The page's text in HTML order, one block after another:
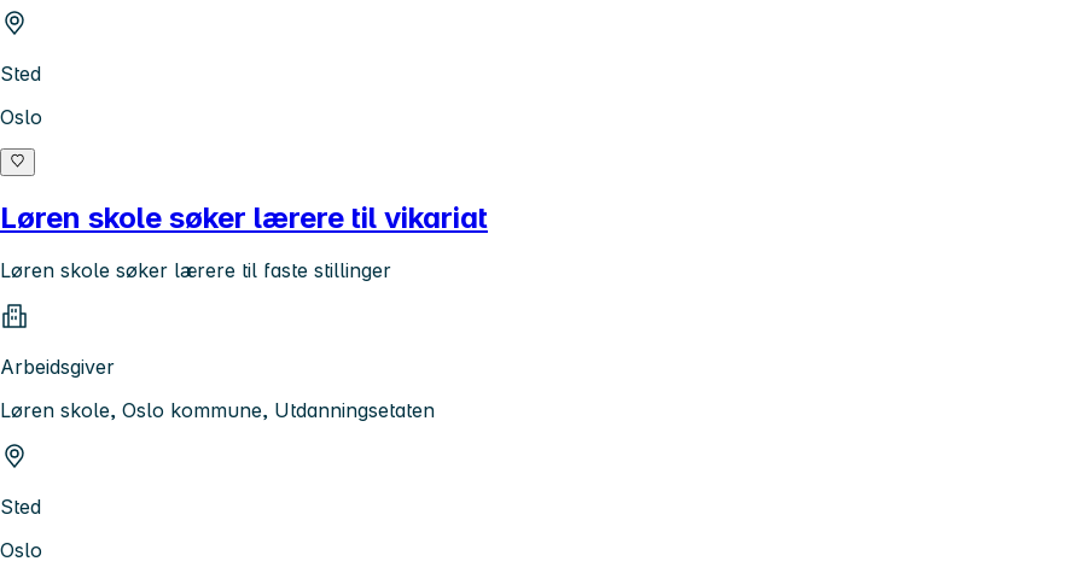
Sted
Oslo
Løren skole søker lærere til vikariat
Løren skole søker lærere til faste stillinger
Arbeidsgiver
Løren skole, Oslo kommune, Utdanningsetaten
Sted
Oslo